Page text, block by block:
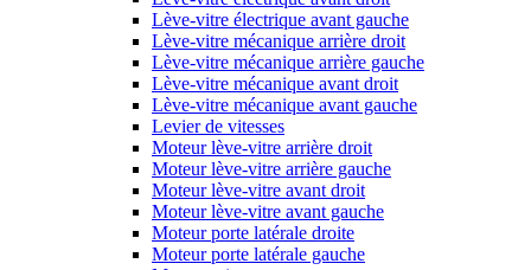
Lève-vitre électrique avant gauche
Lève-vitre mécanique arrière droit
Lève-vitre mécanique arrière gauche
Lève-vitre mécanique avant droit
Lève-vitre mécanique avant gauche
Levier de vitesses
Moteur lève-vitre arrière droit
Moteur lève-vitre arrière gauche
Moteur lève-vitre avant droit
Moteur lève-vitre avant gauche
Moteur porte latérale droite
Moteur porte latérale gauche